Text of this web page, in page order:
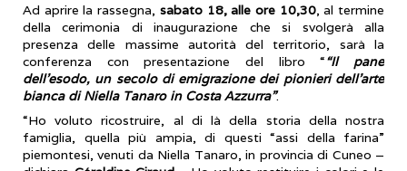
Ad aprire la rassegna, sabato 18, alle ore 10,30, al termine
della cerimonia di inaugurazione che si svolgerà alla
presenza delle massime autorità del territorio, sarà la
conferenza con presentazione del libro ““Il pane
dell’esodo, un secolo di emigrazione dei pionieri dell’arte
bianca di Niella Tanaro in Costa Azzurra”.
“Ho voluto ricostruire, al di là della storia della nostra
famiglia, quella più ampia, di questi “assi della farina”
piemontesi, venuti da Niella Tanaro, in provincia di Cuneo –